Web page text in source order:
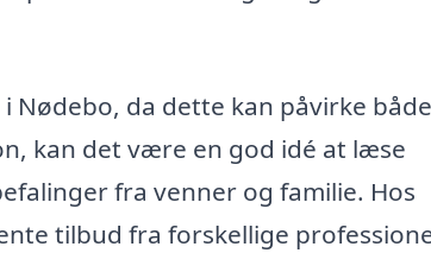
da dette kan påvirke
kan det være en god idé at læse
fra venner og familie. Hos
tilbud fra forskellige